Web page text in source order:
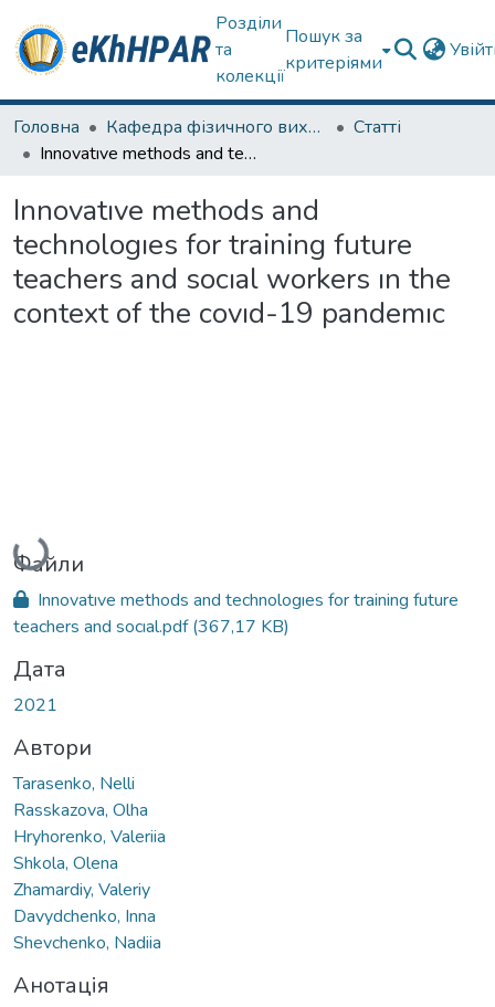
Розділи
та
колекції
Пошук за
критеріями
Головна Кафедра фізичного виховання та спортивного вдосконалення
Статті
Innovatıve methods and technologıes for training future teachers and socıal workers ın the context of the covıd-19 pandemıc
Innovatıve methods and
technologıes for training future
teachers and socıal workers ın the
context of the covıd-19 pandemıc
Вантажиться...
Файли
Innovatıve methods and technologıes for training future
teachers and socıal.pdf(367,17 KB)
Дата
2021
Автори
Tarasenko, Nelli
Rasskazova, Olha
Hryhorenko, Valeriia
Shkola, Olena
Zhamardiy, Valeriy
Davydchenko, Inna
Shevchenko, Nadiia
Анотація